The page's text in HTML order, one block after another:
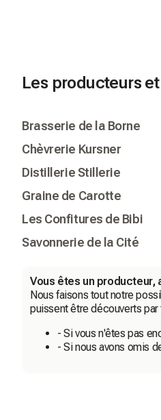
Les producteurs
Brasserie de la Borne
Chèvrerie Kursner
Distillerie Stillerie
Graine de Carotte
Les Confitures de Bibi
Savonnerie de la Cité
Vous êtes un producteur,
Nous faisons tout notre
puissent être découverts
- Si vous n'êtes pas
- Si nous avons omis